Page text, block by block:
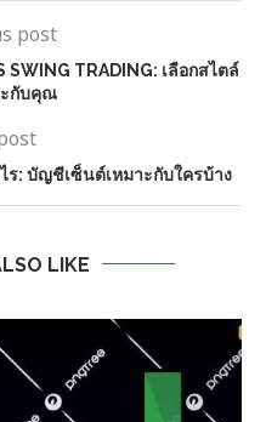
post
SWING TRADING: เลือกสไตล์
ะกับคุณ
ร: บัญชีเซ็นต์เหมาะกับใครบ้าง
LIKE